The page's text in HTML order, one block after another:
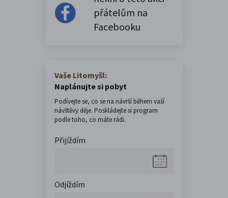
přátelům na
Facebooku
Vaše Litomyšl:
Naplánujte si pobyt
Podívejte se, co se na návrší během vaší
návštěvy děje. Poskládejte si program
podle toho, co máte rádi.
Přijíždím
Odjíždím